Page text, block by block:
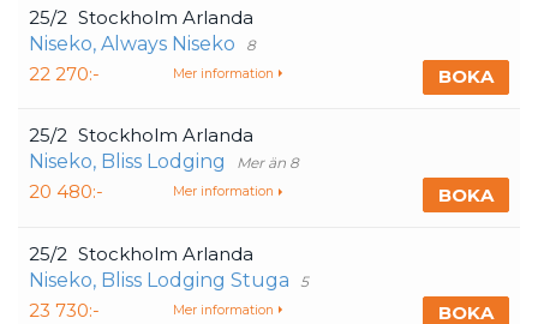
25/2 Stockholm Arlanda
Niseko, Always Niseko
8
22 270:- BOKA
Mer information
25/2 Stockholm Arlanda
Niseko, Bliss Lodging
Mer än 8
20 480:- BOKA
Mer information
25/2 Stockholm Arlanda
Niseko, Bliss Lodging Stuga
5
23 730:- BOKA
Mer information